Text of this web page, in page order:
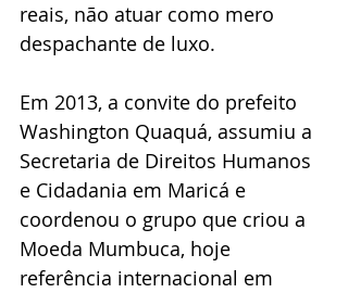
reais, não atuar como mero
despachante de luxo.
Em 2013, a convite do prefeito
Washington Quaquá, assumiu a
Secretaria de Direitos Humanos
e Cidadania em Maricá e
coordenou o grupo que criou a
Moeda Mumbuca, hoje
referência internacional em